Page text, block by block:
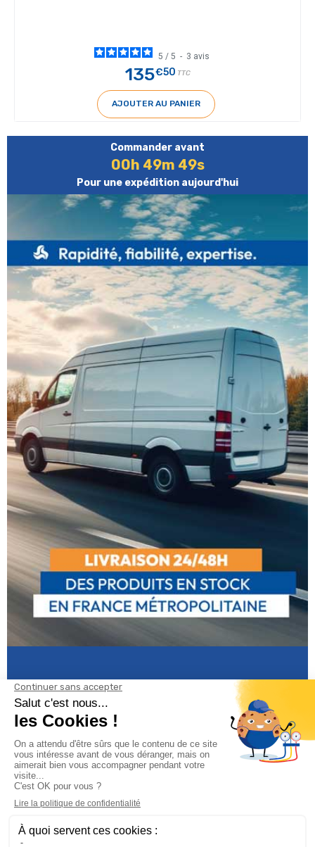
Commander avant
00h 49m 49s
Pour une expédition aujourd'hui
5 / 5 - 3 avis
135€50 TTC
AJOUTER AU PANIER
Informations
Climservice